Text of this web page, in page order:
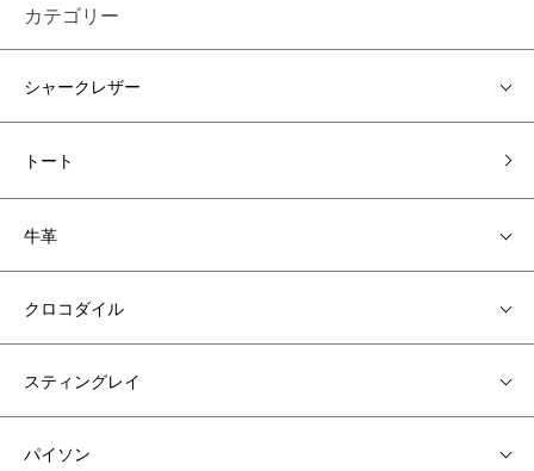
カテゴリー
シャークレザー
トート
牛革
クロコダイル
スティングレイ
パイソン